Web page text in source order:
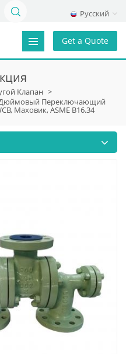
Русский
Get a Quote
Клапан >
Дюймовый Переключающий
Маховик, ASME B16.34